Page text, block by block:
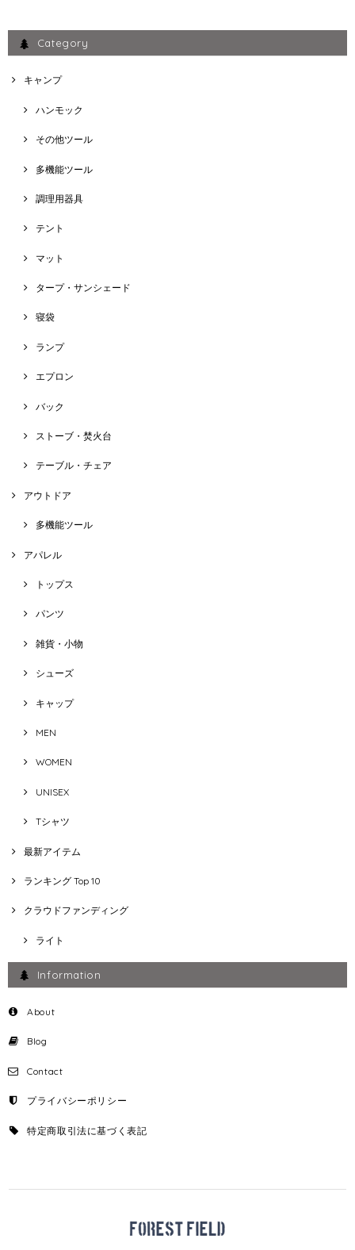
Category
キャンプ
ハンモック
その他ツール
多機能ツール
調理用器具
テント
マット
タープ・サンシェード
寝袋
ランプ
エプロン
バック
ストーブ・焚火台
テーブル・チェア
アウトドア
多機能ツール
アパレル
トップス
パンツ
雑貨・小物
シューズ
キャップ
MEN
WOMEN
UNISEX
Tシャツ
最新アイテム
ランキング Top 10
クラウドファンディング
ライト
Information
About
Blog
Contact
プライバシーポリシー
特定商取引法に基づく表記